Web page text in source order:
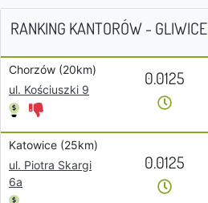
RANKING KANTORÓW - GLIWICE
Chorzów (20km)
ul. Kościuszki 9
0.0125
Katowice (25km)
ul. Piotra Skargi
6a
0.0125